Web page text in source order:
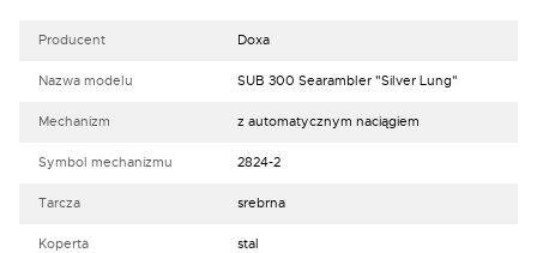
Producent Doxa
Nazwa modelu SUB 300 Searambler "Silver Lung"
Mechanizm z automatycznym naciągiem
Symbol mechanizmu 2824-2
Tarcza srebrna
Koperta stal